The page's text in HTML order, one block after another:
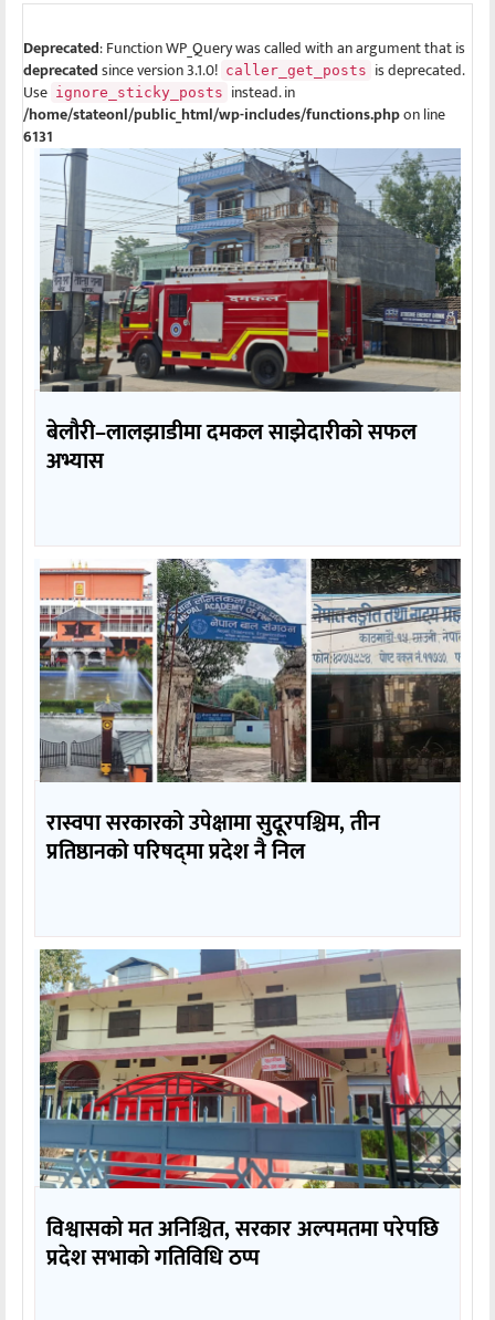
Deprecated: Function WP_Query was called with an argument that is
deprecatedsince version 3.1.0! caller_get_posts is deprecated.
Use ignore_sticky_posts instead. in
/home/stateonl/public_html/wp-includes/functions.phpon line
6131
बेलौरी–लालझाडीमा दमकल साझेदारीको सफल
अभ्यास
रास्वपा सरकारको उपेक्षामा सुदूरपश्चिम, तीन
प्रतिष्ठानको परिषद्‌मा प्रदेश नै निल
विश्वासको मत अनिश्चित, सरकार अल्पमतमा परेपछि
प्रदेश सभाको गतिविधि ठप्प